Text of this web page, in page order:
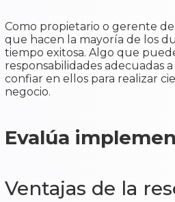
Como propietario o gerente
que hacen la mayoría de los
tiempo exitosa. Algo que
responsabilidades adecuadas
confiar en ellos para realizar
negocio.
Evalúa
Ventajas de la